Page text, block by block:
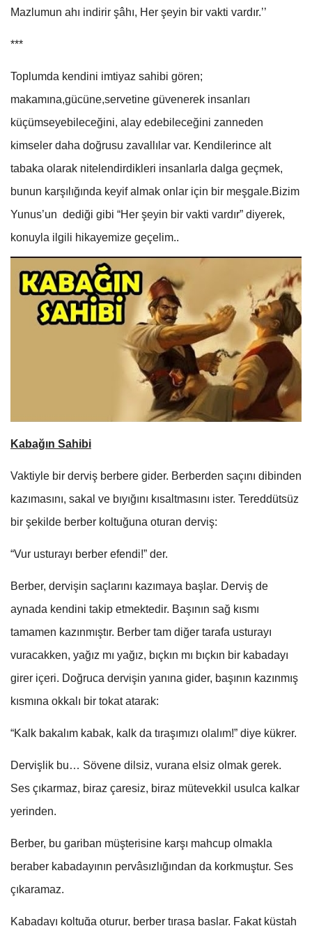
Mazlumun ahı indirir şâhı, Her şeyin bir vakti vardır.’’
***
Toplumda kendini imtiyaz sahibi gören;
makamına,gücüne,servetine güvenerek insanları
küçümseyebileceğini, alay edebileceğini zanneden
kimseler daha doğrusu zavallılar var. Kendilerince alt
tabaka olarak nitelendirdikleri insanlarla dalga geçmek,
bunun karşılığında keyif almak onlar için bir meşgale.Bizim
Yunus’un dediği gibi “Her şeyin bir vakti vardır” diyerek,
konuyla ilgili hikayemize geçelim..
Kabağın Sahibi
Vaktiyle bir derviş berbere gider. Berberden saçını dibinden
kazımasını, sakal ve bıyığını kısaltmasını ister. Tereddütsüz
bir şekilde berber koltuğuna oturan derviş:
“Vur usturayı berber efendi!” der.
Berber, dervişin saçlarını kazımaya başlar. Derviş de
aynada kendini takip etmektedir. Başının sağ kısmı
tamamen kazınmıştır. Berber tam diğer tarafa usturayı
vuracakken, yağız mı yağız, bıçkın mı bıçkın bir kabadayı
girer içeri. Doğruca dervişin yanına gider, başının kazınmış
kısmına okkalı bir tokat atarak:
“Kalk bakalım kabak, kalk da tıraşımızı olalım!” diye kükrer.
Dervişlik bu… Sövene dilsiz, vurana elsiz olmak gerek.
Ses çıkarmaz, biraz çaresiz, biraz mütevekkil usulca kalkar
yerinden.
Berber, bu gariban müşterisine karşı mahcup olmakla
beraber kabadayının pervâsızlığından da korkmuştur. Ses
çıkaramaz.
Kabadayı koltuğa oturur, berber tıraşa baslar. Fakat küstah